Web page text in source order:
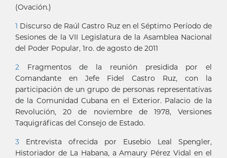
(Ovación.)
1 Discurso de Raúl Castro Ruz en el Séptimo Período de
Sesiones de la VII Legislatura de la Asamblea Nacional
del Poder Popular, 1ro. de agosto de 2011
2 Fragmentos de la reunión presidida por el
Comandante en Jefe Fidel Castro Ruz, con la
participación de un grupo de personas representativas
de la Comunidad Cubana en el Exterior. Palacio de la
Revolución, 20 de noviembre de 1978, Versiones
Taquigráficas del Consejo de Estado.
3 Entrevista ofrecida por Eusebio Leal Spengler,
Historiador de La Habana, a Amaury Pérez Vidal en el